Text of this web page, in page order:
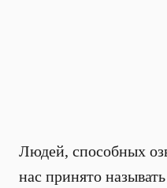
Людей, способных
нас принято